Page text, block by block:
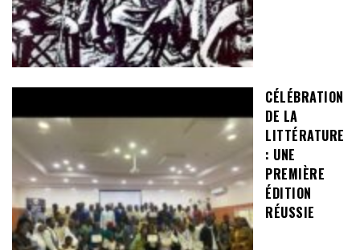
CÉLÉBRATION
DE LA
LITTÉRATURE
: UNE
PREMIÈRE
ÉDITION
RÉUSSIE